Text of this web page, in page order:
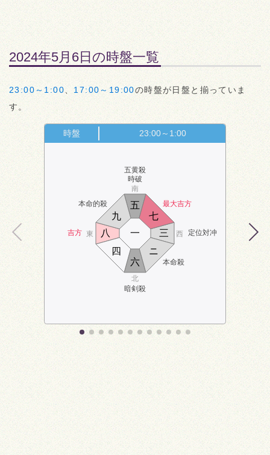
2024年5月6日の時盤一覧
23:00～1:00 17:00～19:00の時盤が日盤と揃っていま
す。
時盤 23:00～1:00
本命的殺
五黄殺
時破
最大吉方
吉方 定位対冲
暗剣殺
本命殺
南
北
東 西
六
七
八
九
一
ニ
三
四
五